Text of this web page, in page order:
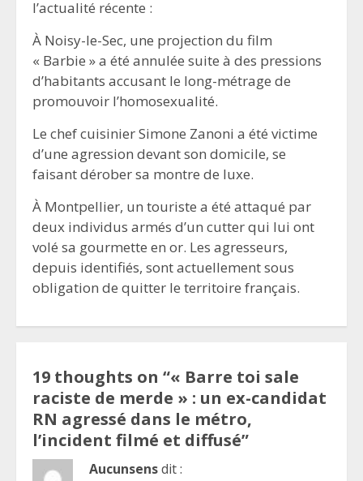
l’actualité récente :
À Noisy-le-Sec, une projection du film
« Barbie » a été annulée suite à des pressions
d’habitants accusant le long-métrage de
promouvoir l’homosexualité.
Le chef cuisinier Simone Zanoni a été victime
d’une agression devant son domicile, se
faisant dérober sa montre de luxe.
À Montpellier, un touriste a été attaqué par
deux individus armés d’un cutter qui lui ont
volé sa gourmette en or. Les agresseurs,
depuis identifiés, sont actuellement sous
obligation de quitter le territoire français.
19 thoughts on “« Barre toi sale
raciste de merde » : un ex-candidat
RN agressé dans le métro,
l’incident filmé et diffusé”
Aucunsensdit :